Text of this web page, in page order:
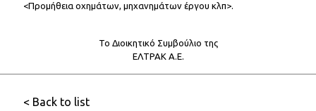
<Προμήθεια οχημάτων, μηχανημάτων έργου κλπ>.
Το Διοικητικό Συμβούλιο της
ΕΛΤΡΑΚ Α.Ε.
< Back to list